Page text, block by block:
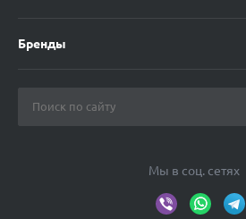
Бренды
Мы в соц. сетях